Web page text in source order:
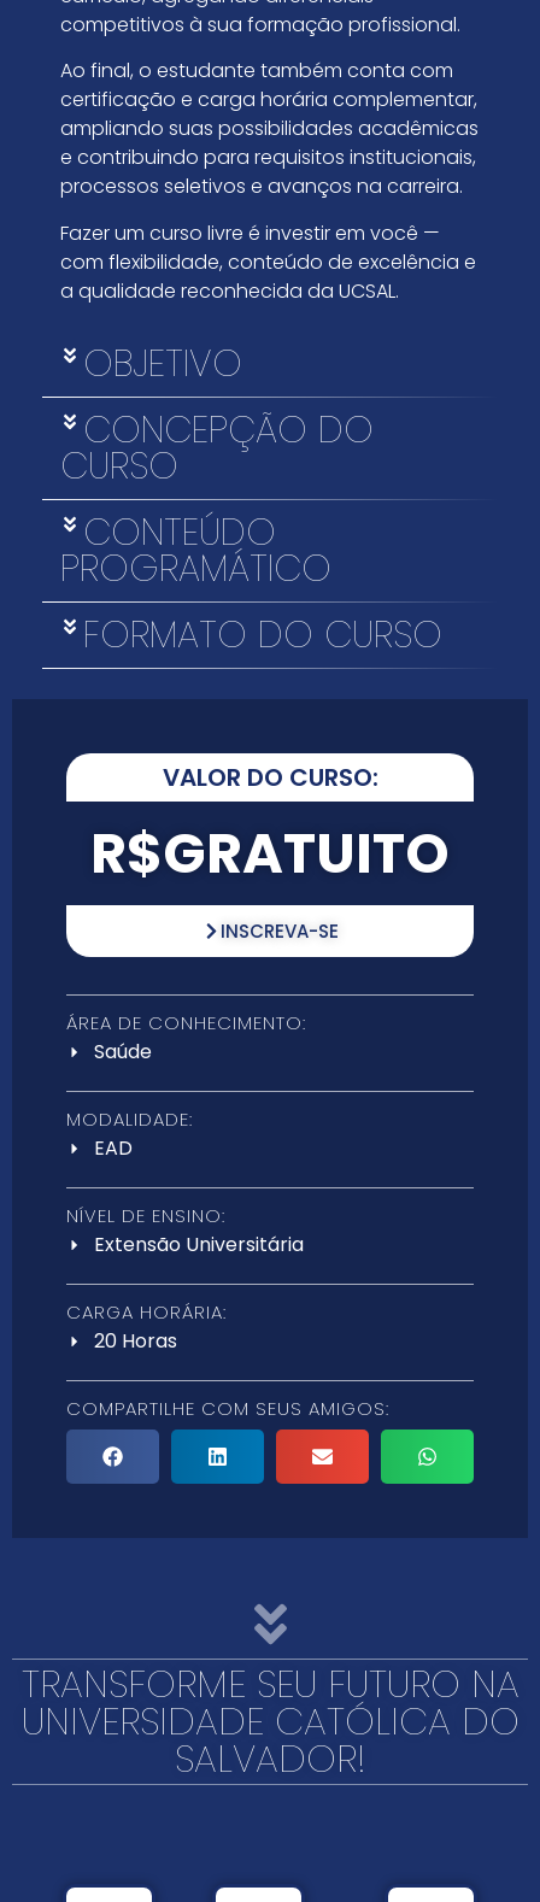
competitivos à sua formação profissional.
Ao final, o estudante também conta com
certificação e carga horária complementar,
ampliando suas possibilidades acadêmicas
e contribuindo para requisitos institucionais,
processos seletivos e avanços na carreira.
Fazer um curso livre é investir em você —
com flexibilidade, conteúdo de excelência e
a qualidade reconhecida da UCSAL.
OBJETIVO
CONCEPÇÃO DO
CURSO
CONTEÚDO
PROGRAMÁTICO
FORMATO DO CURSO
VALOR DO CURSO:
R$GRATUITO
INSCREVA-SE
ÁREA DE CONHECIMENTO:
Saúde
MODALIDADE:
EAD
NÍVEL DE ENSINO:
Extensão Universitária
CARGA HORÁRIA:
20 Horas
COMPARTILHE COM SEUS AMIGOS:
TRANSFORME SEU FUTURO NA
UNIVERSIDADE CATÓLICA DO
SALVADOR!